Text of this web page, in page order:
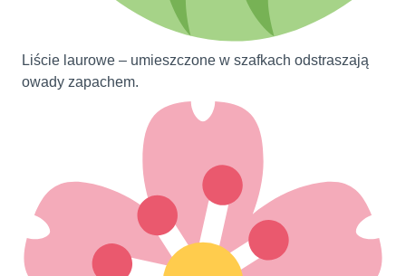
Liście laurowe – umieszczone w szafkach odstraszają
owady zapachem.